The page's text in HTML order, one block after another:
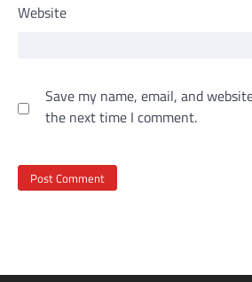
Website
Save my name, email, and
the next time I comment.